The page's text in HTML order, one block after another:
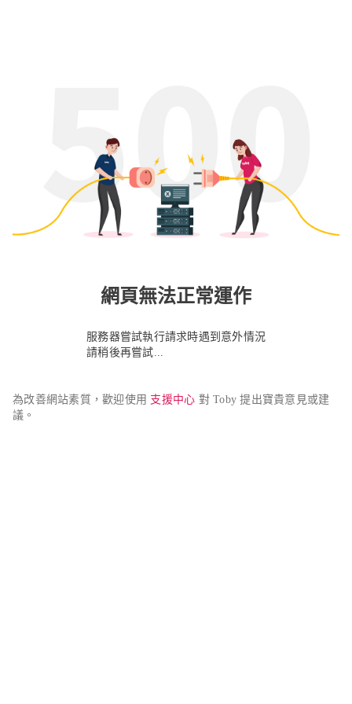
網頁無法正常運作
服務器嘗試執行請求時遇到意外情況
請稍後再嘗試...
為改善網站素質，歡迎使用 支援中心 對 Toby 提出寶貴意見或建
議。